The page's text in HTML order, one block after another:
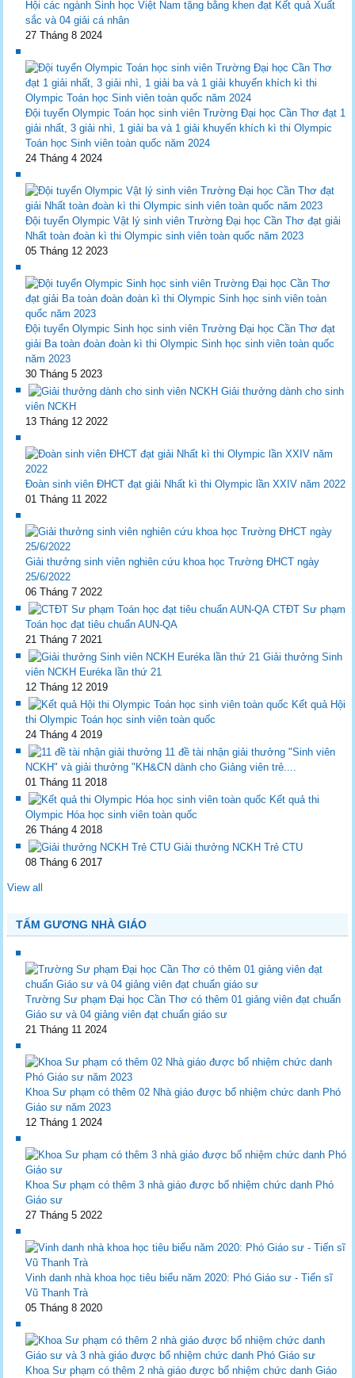
Hội các ngành Sinh học Việt Nam tặng bằng khen đạt Kết quả Xuất
sắc và 04 giải cá nhân
27 Tháng 8 2024
Đội tuyển Olympic Toán học sinh viên Trường Đại học Cần Thơ đạt 1
giải nhất, 3 giải nhì, 1 giải ba và 1 giải khuyến khích kì thi Olympic
Toán học Sinh viên toàn quốc năm 2024
24 Tháng 4 2024
Đội tuyển Olympic Vật lý sinh viên Trường Đại học Cần Thơ đạt giải
Nhất toàn đoàn kì thi Olympic sinh viên toàn quốc năm 2023
05 Tháng 12 2023
Đội tuyển Olympic Sinh học sinh viên Trường Đại học Cần Thơ đạt
giải Ba toàn đoàn đoàn kì thi Olympic Sinh học sinh viên toàn quốc
năm 2023
30 Tháng 5 2023
Giải thưởng dành cho sinh
viên NCKH
13 Tháng 12 2022
Đoàn sinh viên ĐHCT đạt giải Nhất kì thi Olympic lần XXIV năm 2022
01 Tháng 11 2022
Giải thưởng sinh viên nghiên cứu khoa học Trường ĐHCT ngày
25/6/2022
06 Tháng 7 2022
CTĐT Sư phạm
Toán học đạt tiêu chuẩn AUN-QA
21 Tháng 7 2021
Giải thưởng Sinh
viên NCKH Euréka lần thứ 21
12 Tháng 12 2019
Kết quả Hội
thi Olympic Toán học sinh viên toàn quốc
24 Tháng 4 2019
11 đề tài nhận giải thưởng "Sinh viên
NCKH" và giải thưởng "KH&CN dành cho Giảng viên trẻ....
01 Tháng 11 2018
Kết quả thi
Olympic Hóa học sinh viên toàn quốc
26 Tháng 4 2018
Giải thưởng NCKH Trẻ CTU
08 Tháng 6 2017
View all
TẤM GƯƠNG NHÀ GIÁO
Trường Sư phạm Đại học Cần Thơ có thêm 01 giảng viên đạt chuẩn
Giáo sư và 04 giảng viên đạt chuẩn giáo sư
21 Tháng 11 2024
Khoa Sư phạm có thêm 02 Nhà giáo được bổ nhiệm chức danh Phó
Giáo sư năm 2023
12 Tháng 1 2024
Khoa Sư phạm có thêm 3 nhà giáo được bổ nhiệm chức danh Phó
Giáo sư
27 Tháng 5 2022
Vinh danh nhà khoa học tiêu biểu năm 2020: Phó Giáo sư - Tiến sĩ
Vũ Thanh Trà
05 Tháng 8 2020
Khoa Sư phạm có thêm 2 nhà giáo được bổ nhiệm chức danh Giáo